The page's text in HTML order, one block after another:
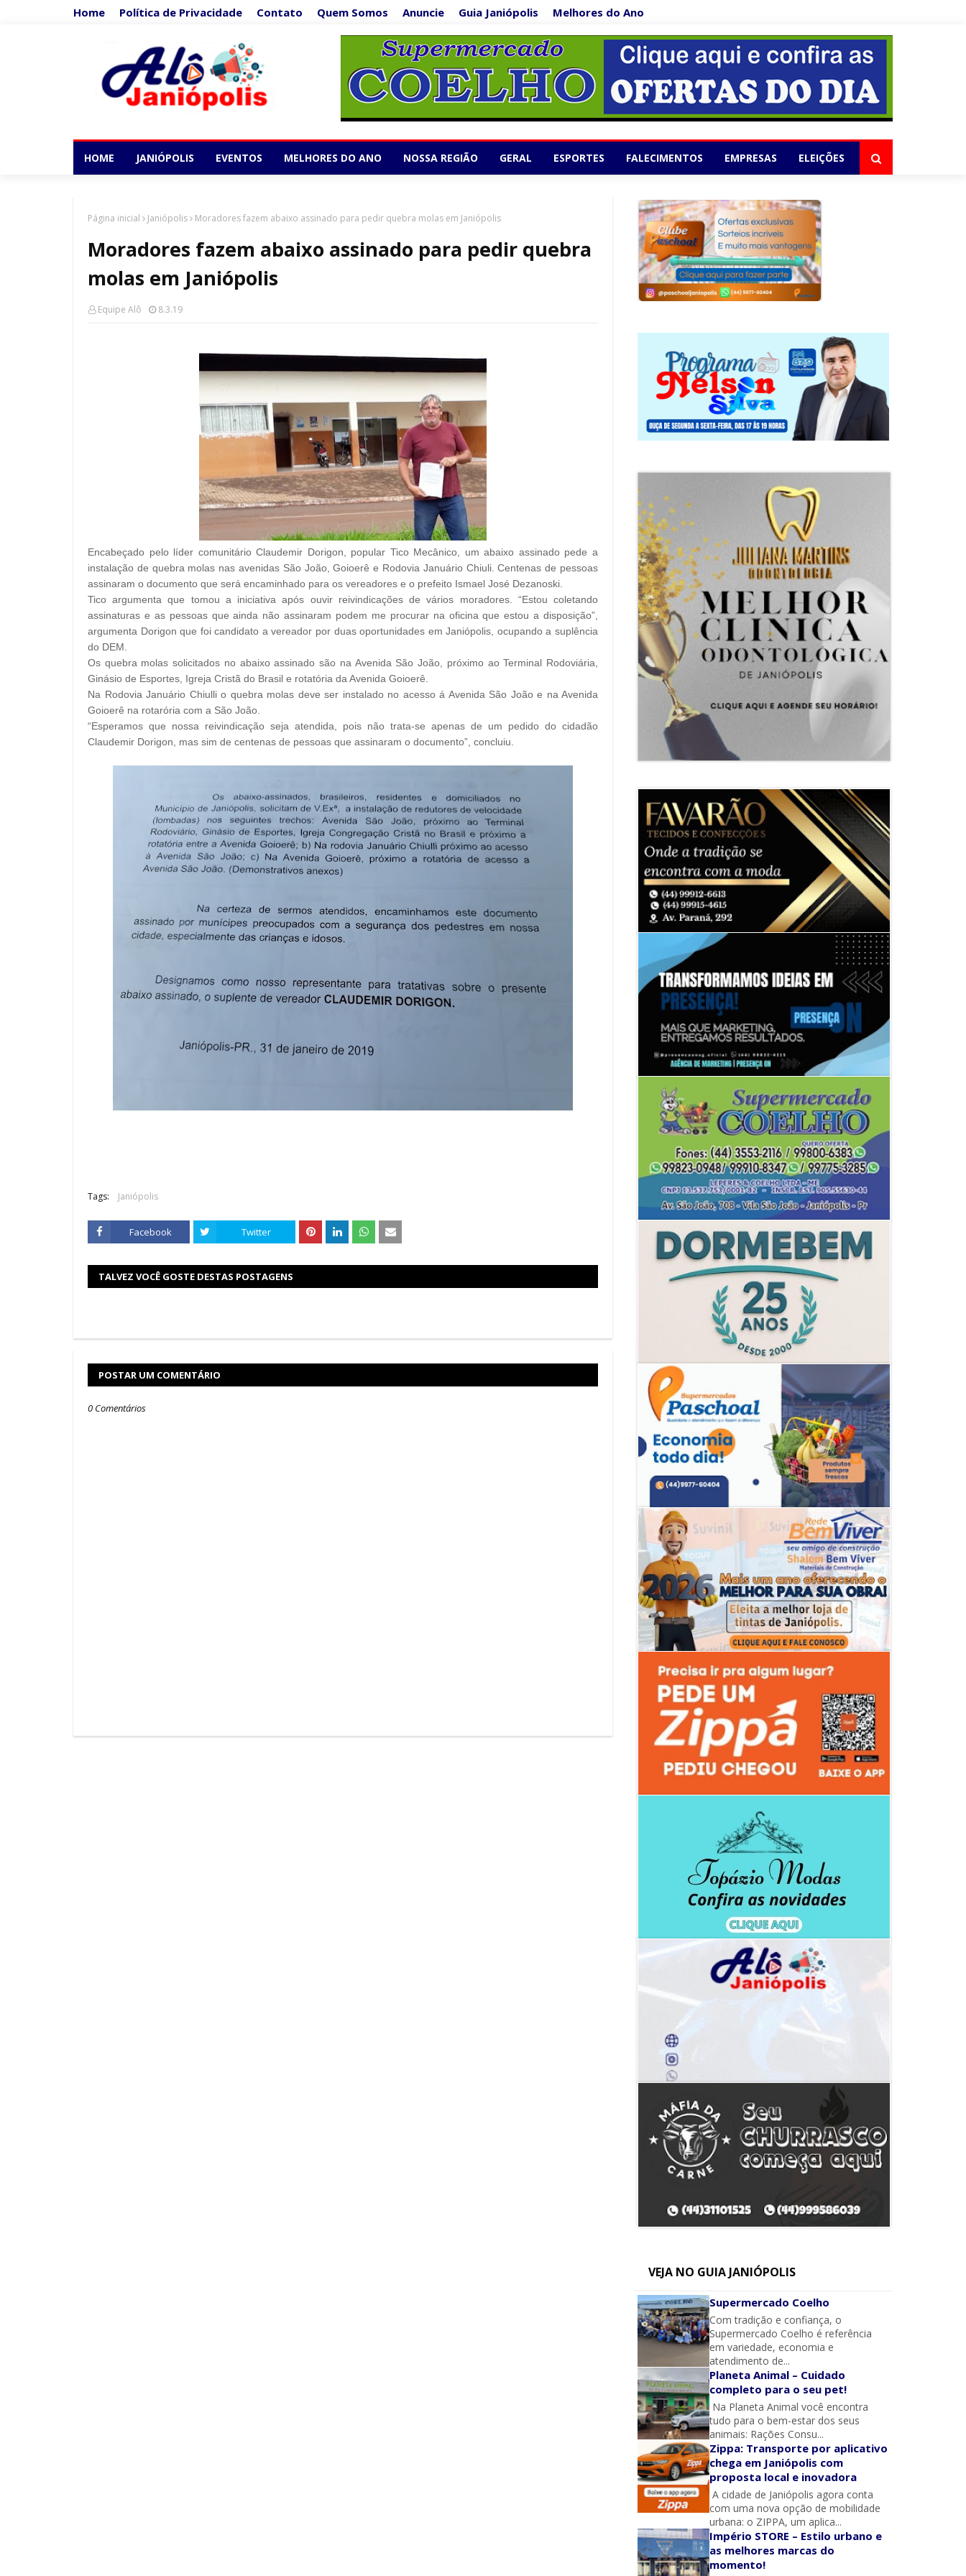
Home Política de Privacidade Contato Quem Somos Anuncie Guia Janiópolis Melhores do Ano
HOME JANIÓPOLIS EVENTOS MELHORES DO ANO NOSSA REGIÃO GERAL ESPORTES FALECIMENTOS EMPRESAS ELEIÇÕES
Página inicial Janiópolis Moradores fazem abaixo assinado para pedir quebra molas em Janiópolis
Moradores fazem abaixo assinado para pedir quebra
molas em Janiópolis
Equipe Alô 8.3.19
Encabeçado pelo líder comunitário Claudemir Dorigon, popular Tico Mecânico, um abaixo assinado pede a
instalação de quebra molas nas avenidas São João, Goioerê e Rodovia Januário Chiuli. Centenas de pessoas
assinaram o documento que será encaminhado para os vereadores e o prefeito Ismael José Dezanoski.
Tico argumenta que tomou a iniciativa após ouvir reivindicações de vários moradores. “Estou coletando
assinaturas e as pessoas que ainda não assinaram podem me procurar na oficina que estou a disposição”,
argumenta Dorigon que foi candidato a vereador por duas oportunidades em Janiópolis, ocupando a suplência
do DEM.
Os quebra molas solicitados no abaixo assinado são na Avenida São João, próximo ao Terminal Rodoviária,
Ginásio de Esportes, Igreja Cristã do Brasil e rotatória da Avenida Goioerê.
Na Rodovia Januário Chiulli o quebra molas deve ser instalado no acesso á Avenida São João e na Avenida
Goioerê na rotarória com a São João.
“Esperamos que nossa reivindicação seja atendida, pois não trata-se apenas de um pedido do cidadão
Claudemir Dorigon, mas sim de centenas de pessoas que assinaram o documento”, concluiu.
Tags: Janiópolis
Facebook Twitter
TALVEZ VOCÊ GOSTE DESTAS POSTAGENS
POSTAR UM COMENTÁRIO
0 Comentários
VEJA NO GUIA JANIÓPOLIS
Supermercado Coelho
Com tradição e confiança, o
Supermercado Coelho é referência
em variedade, economia e
atendimento de...
Planeta Animal – Cuidado
completo para o seu pet!
Na Planeta Animal você encontra
tudo para o bem-estar dos seus
animais: Rações Consu...
Zippa: Transporte por aplicativo
chega em Janiópolis com
proposta local e inovadora
A cidade de Janiópolis agora conta
com uma nova opção de mobilidade
urbana: o ZIPPA, um aplica...
Império STORE – Estilo urbano e
as melhores marcas do
momento!